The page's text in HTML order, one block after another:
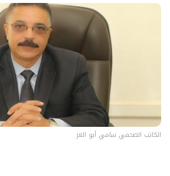
الكاتب الصحفي سامي أبو العز